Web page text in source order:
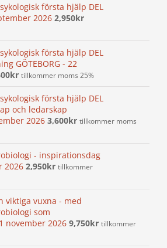
första hjälp DEL
2026 2,950kr
första hjälp DEL
GÖTEBORG - 22
kr tillkommer moms 25%
första hjälp DEL
och ledarskap
2026 3,600kr tillkommer moms
- inspirationsdag
2026 2,950kr tillkommer
viktiga vuxna - med
som
november 2026 9,750kr tillkommer